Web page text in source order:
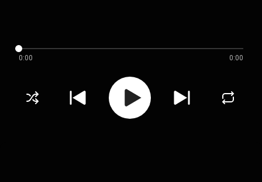
0:00 0:00